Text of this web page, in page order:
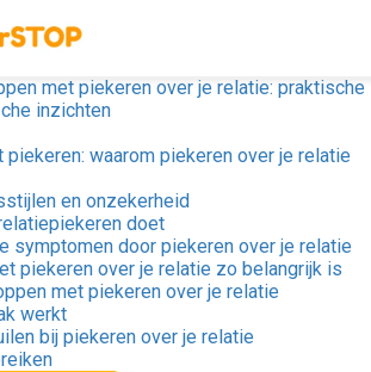
met piekeren over je relatie: praktische
inzichten
waarom piekeren over je relatie
en onzekerheid
doet
symptomen door piekeren over je relatie
piekeren over je relatie zo belangrijk is
met piekeren over je relatie
werkt
bij piekeren over je relatie